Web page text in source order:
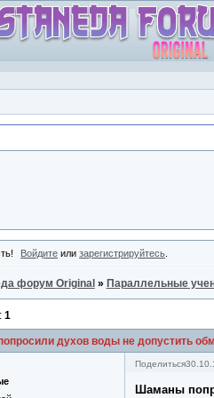
Войдите илизарегистрируйтесь
форум Original » Параллельные
духов воды не допустить
1
Поделиться
Шаманы